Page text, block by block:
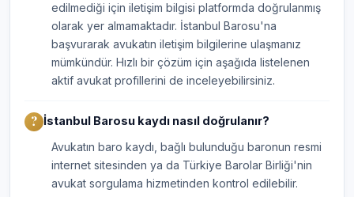
edilmediği için iletişim bilgisi platformda doğrulanmış
olarak yer almamaktadır. İstanbul Barosu'na
başvurarak avukatın iletişim bilgilerine ulaşmanız
mümkündür. Hızlı bir çözüm için aşağıda listelenen
aktif avukat profillerini de inceleyebilirsiniz.
İstanbul Barosu kaydı nasıl doğrulanır?
Avukatın baro kaydı, bağlı bulunduğu baronun resmi
internet sitesinden ya da Türkiye Barolar Birliği'nin
avukat sorgulama hizmetinden kontrol edilebilir.